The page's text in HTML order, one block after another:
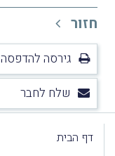
חזור
גירסה להדפסה
שלח לחבר
דף הבית